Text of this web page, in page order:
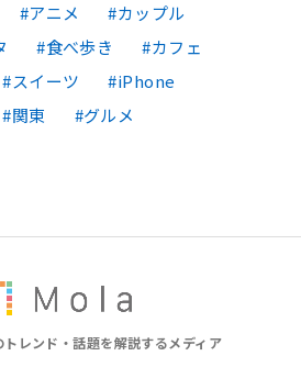
アニメ
カップル
食べ歩き
カフェ
スイーツ
iPhone
関東 グルメ
トレンド・話題を解説するメディア